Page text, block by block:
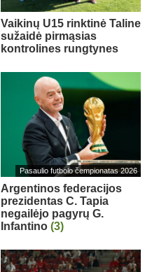
Vaikinų U15 rinktinė Taline
sužaidė pirmąsias
kontrolines rungtynes
Pasaulio futbolo čempionatas 2026
Argentinos federacijos
prezidentas C. Tapia
negailėjo pagyrų G.
Infantino (3)